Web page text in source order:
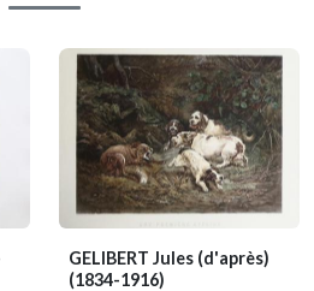
GELIBERT Jules (d'après)
(1834-1916)